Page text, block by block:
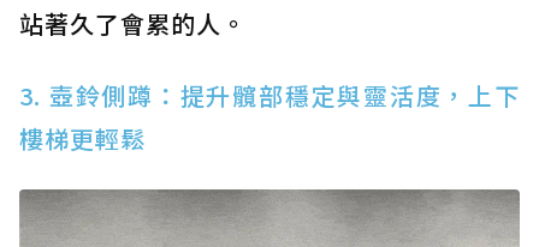
站著久了會累的人。
3. 壺鈴側蹲：提升髖部穩定與靈活度，上下
樓梯更輕鬆